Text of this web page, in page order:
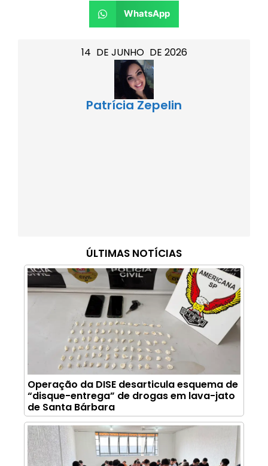
14 DE JUNHO DE 2026
Patrícia Zepelin
ÚLTIMAS NOTÍCIAS
Operação da DISE desarticula esquema de
“disque-entrega” de drogas em lava-jato
de Santa Bárbara
WhatsApp